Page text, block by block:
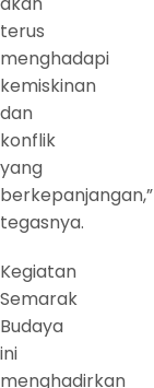
terus
menghadapi
kemiskinan
dan
konflik
yang
berkepanjangan,”
tegasnya.
Kegiatan
Semarak
Budaya
ini
menghadirkan